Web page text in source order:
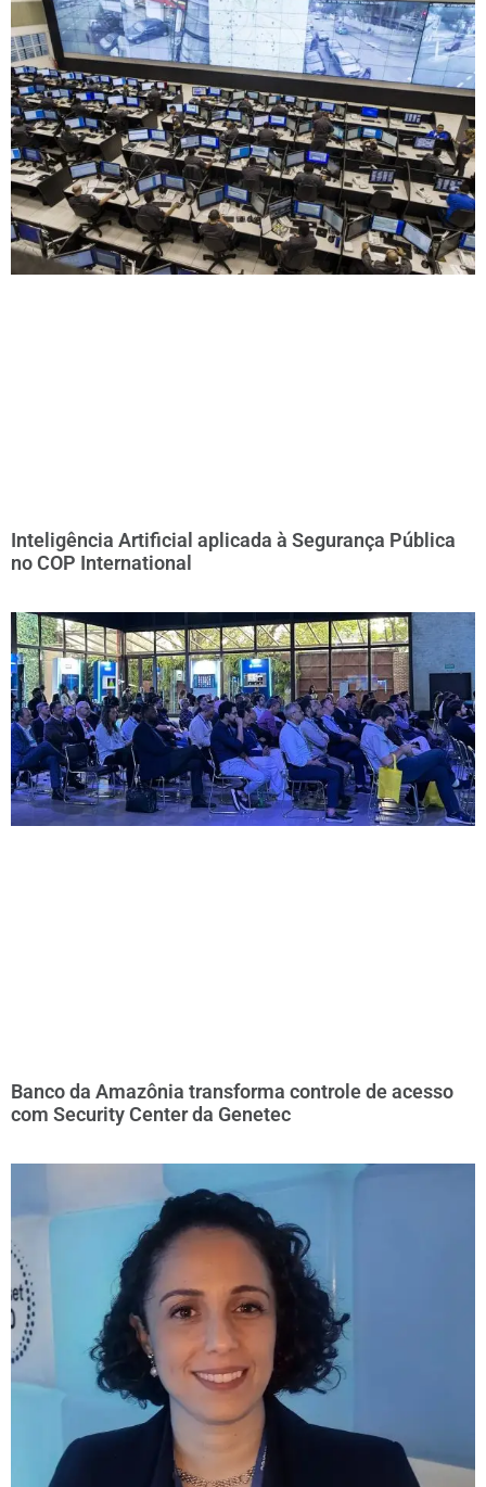
Inteligência Artificial aplicada à Segurança Pública
no COP International
Banco da Amazônia transforma controle de acesso
com Security Center da Genetec